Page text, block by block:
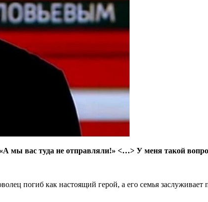
мы вас туда не отправляли!» <…> У меня такой
погиб как настоящий герой, а его семья заслуживает